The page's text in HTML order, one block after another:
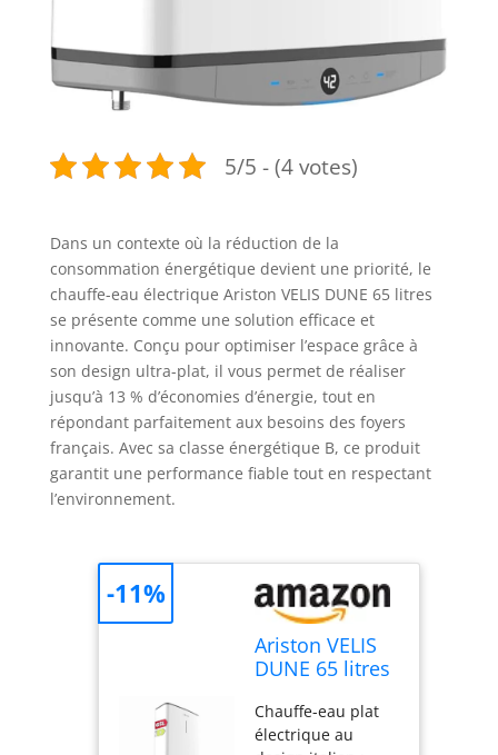
5/5 - (4 votes)
Dans un contexte où la réduction de la
consommation énergétique devient une priorité, le
chauffe-eau électrique Ariston VELIS DUNE 65 litres
se présente comme une solution efficace et
innovante. Conçu pour optimiser l’espace grâce à
son design ultra-plat, il vous permet de réaliser
jusqu’à 13 % d’économies d’énergie, tout en
répondant parfaitement aux besoins des foyers
français. Avec sa classe énergétique B, ce produit
garantit une performance fiable tout en respectant
l’environnement.
Ariston VELIS
DUNE 65 litres
électrique
Ultra-Plat - 13%
Chauffe-eau plat
électrique au
-11%